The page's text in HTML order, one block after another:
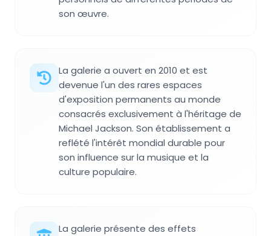
son œuvre.
La galerie a ouvert en 2010 et est
devenue l'un des rares espaces
d'exposition permanents au monde
consacrés exclusivement à l'héritage de
Michael Jackson. Son établissement a
reflété l'intérêt mondial durable pour
son influence sur la musique et la
culture populaire.
La galerie présente des effets